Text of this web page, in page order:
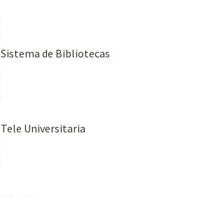
Sistema de Bibliotecas
Tele Universitaria